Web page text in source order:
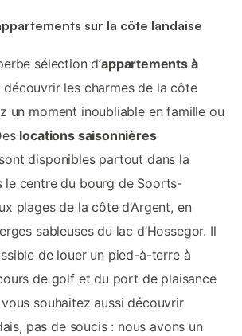
sur la côte landaise
sélection d’appartements à
découvrir les charmes de la côte
un moment inoubliable en famille ou
locations saisonnières
disponibles partout dans la
le centre du bourg de Soorts-
plages de la côte d’Argent, en
sableuses du lac d’Hossegor. Il
de louer un pied-à-terre à
de golf et du port de plaisance
souhaitez aussi découvrir
pas de soucis : nous avons un